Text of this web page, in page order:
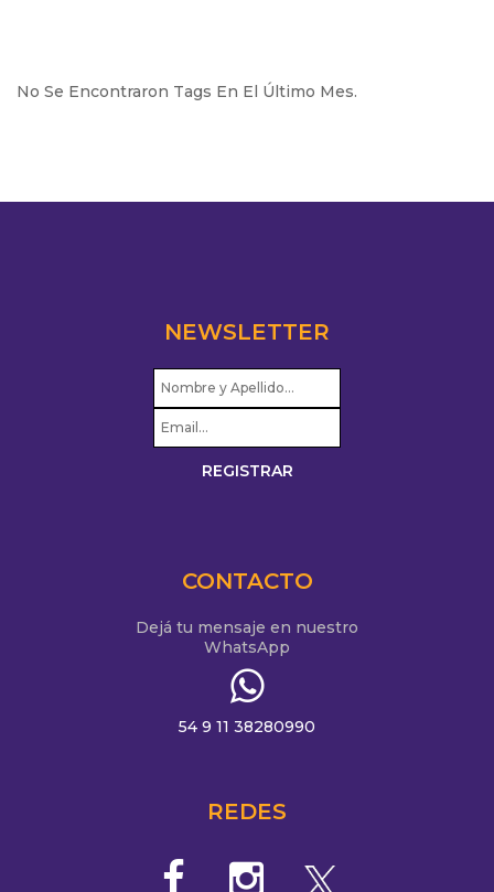
No Se Encontraron Tags En El Último Mes.
NEWSLETTER
CONTACTO
Dejá tu mensaje en nuestro
WhatsApp
54 9 11 38280990
REDES